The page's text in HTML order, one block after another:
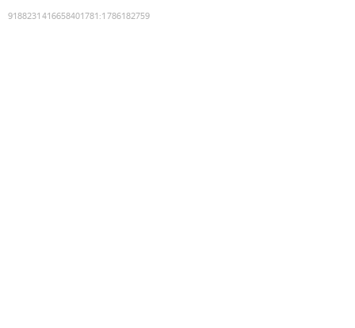
9188231416658401781 :1786182759